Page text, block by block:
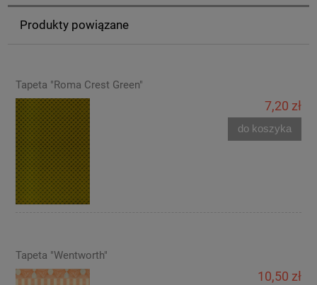
Produkty powiązane
Tapeta "Roma Crest Green"
7,20 zł
do koszyka
Tapeta "Wentworth"
10,50 zł